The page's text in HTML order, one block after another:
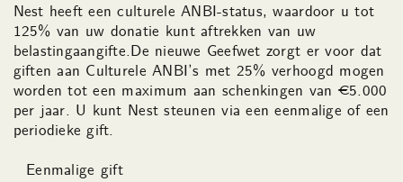
Nest heeft een culturele ANBI-status, waardoor u tot
125% van uw donatie kunt aftrekken van uw
belastingaangifte.De nieuwe Geefwet zorgt er voor dat
giften aan Culturele ANBI’s met 25% verhoogd mogen
worden tot een maximum aan schenkingen van €5.000
per jaar. U kunt Nest steunen via een eenmalige of een
periodieke gift.
Eenmalige gift